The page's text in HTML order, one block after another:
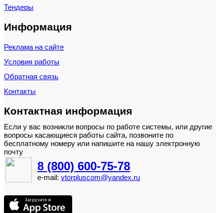
Тендеры
Информация
Реклама на сайте
Условия работы
Обратная связь
Контакты
Контактная информация
Если у вас возникли вопросы по работе системы, или другие
вопросы касающиеся работы сайта, позвоните по
бесплатному номеру или напишите на нашу электронную
почту
8 (800) 600-75-78
e-mail: vtorpluscom@yandex.ru